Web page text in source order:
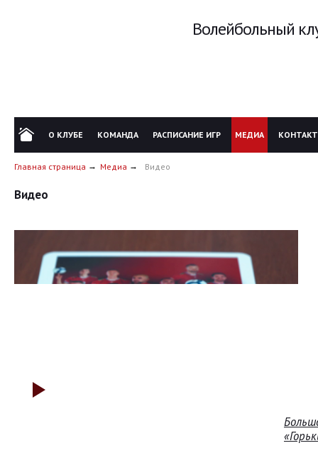
Волейбольный
О КЛУБЕ КОМАНДА РАСПИСАНИЕ ИГР МЕДИА
Главная страница Медиа Видео
Видео